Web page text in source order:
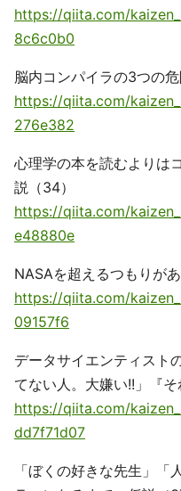
https://qiita.com/
8c6c0b0
脳内コンパイラの3つの
https://qiita.com/
276e382
心理学の本を読むよりは
説（34）
https://qiita.com/
e48880e
NASAを超えるつもりが
https://qiita.com/
09157f6
データサイエンティスト
てない人。大嫌い!!」『
https://qiita.com/
dd7f71d07
「ぼくの好きな先生」